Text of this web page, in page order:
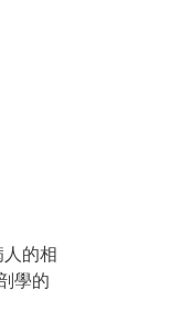
的相
學的